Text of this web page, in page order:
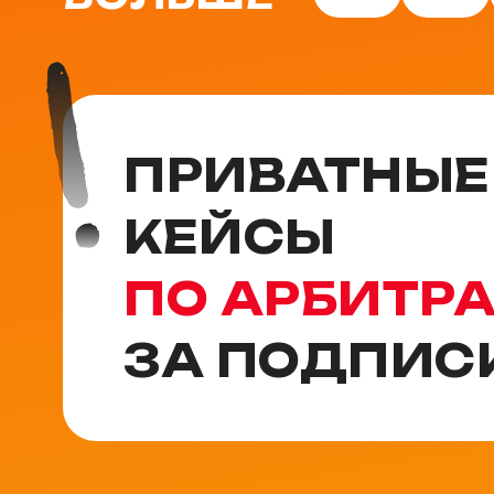
ПРИВАТНЫЕ
КЕЙСЫ
ПО
ЗА